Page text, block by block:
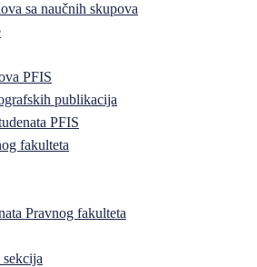
sa naučnih skupova
PFIS
publikacija
PFIS
fakulteta
Pravnog fakulteta